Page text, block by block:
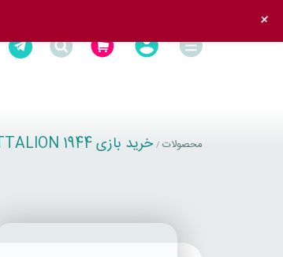
محصولات / خرید بازی BATTALION 1944 برای استیم
+